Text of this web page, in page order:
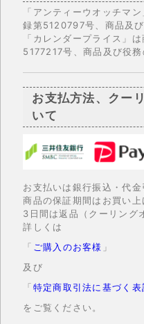
「アンティーウオッチマ
録第5120797号、商品及
「カレンダープライス」
5177217号、商品及び役
お支払方法、クー
いて
お支払いは銀行振込・代
商品の保証期間はお買い
3日間は返品（クーリング
詳しくは
「 ご購入のお客様 」
及び
「特定商取引法に基づく表
をご覧ください。